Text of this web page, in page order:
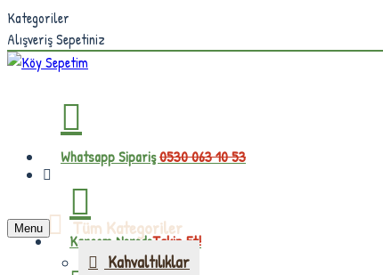
Kategoriler
Alışveriş Sepetiniz
Whatsapp Sipariş0530 063 10 53
Kargom NeredeTakip Et!
Tüm Kategoriler
Kahvaltılıklar
Menu